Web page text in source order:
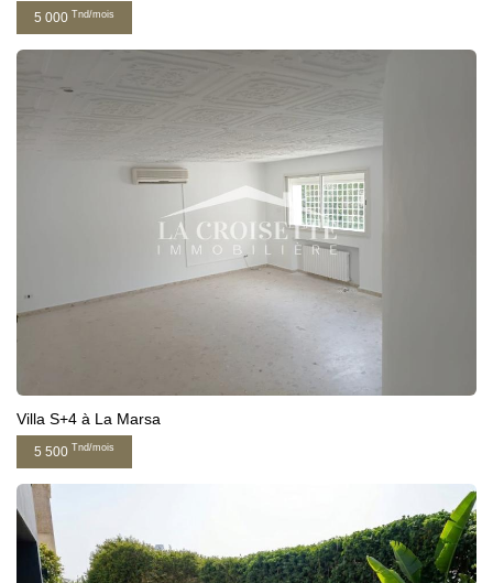
5 000 Tnd/mois
Villa S+4 à La Marsa
5 500 Tnd/mois